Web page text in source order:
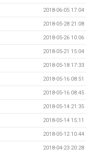
2018-06-05 17:04
2018-05-28 21:08
2018-05-26 10:06
2018-05-21 15:04
2018-05-18 17:33
2018-05-16 08:51
2018-05-16 08:45
2018-05-14 21:35
2018-05-14 15:11
2018-05-12 10:44
2018-04-23 20:28